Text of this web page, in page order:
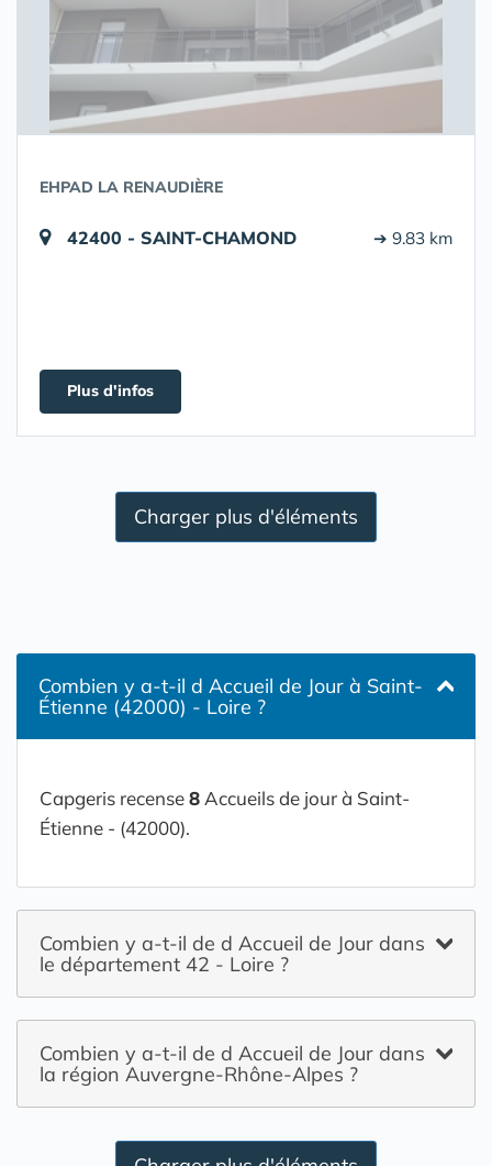
EHPAD LA RENAUDIÈRE
42400 - SAINT-CHAMOND ➔ 9.83 km
Plus d'infos
Charger plus d'éléments
Combien y a-t-il d Accueil de Jour à Saint-
Étienne (42000) - Loire ?
Capgeris recense8 Accueils de jour à Saint-
Étienne - (42000).
Combien y a-t-il de d Accueil de Jour dans
le département 42 - Loire ?
Combien y a-t-il de d Accueil de Jour dans
la région Auvergne-Rhône-Alpes ?